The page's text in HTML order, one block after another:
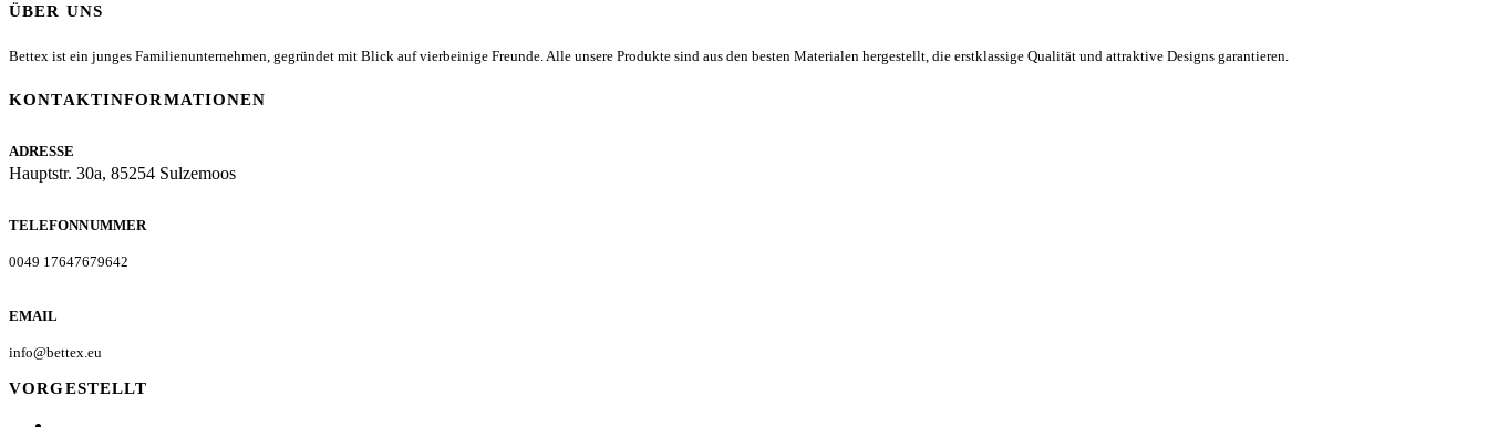
ÜBER UNS
Bettex ist ein junges Familienunternehmen, gegründet mit Blick auf vierbeinige Freunde. Alle unsere Produkte sind aus den besten Materialen hergestellt, die erstklassige Qualität und attraktive Designs garantieren.
KONTAKTINFORMATIONEN
ADRESSE
Hauptstr. 30a, 85254 Sulzemoos
TELEFONNUMMER
0049 17647679642
EMAIL
info@bettex.eu
VORGESTELLT